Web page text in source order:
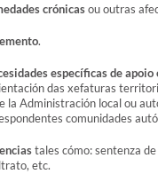
crónicasou outras
.
específicas de
das xefaturas
la Administración local ou
comunidades
tales cómo: sentenza
etc.